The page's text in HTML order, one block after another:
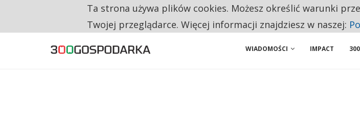
TRZECH NA CZTERECH PONOWNIE ZAŁOŻYŁOBY WŁASNĄ FIRMĘ. INNYM JUŻ TAK
WIADOMOŚCI IMPACT
Ta strona używa plików cookies. Możesz określić warunki
Twojej przeglądarce. Więcej informacji znajdziesz w naszej: